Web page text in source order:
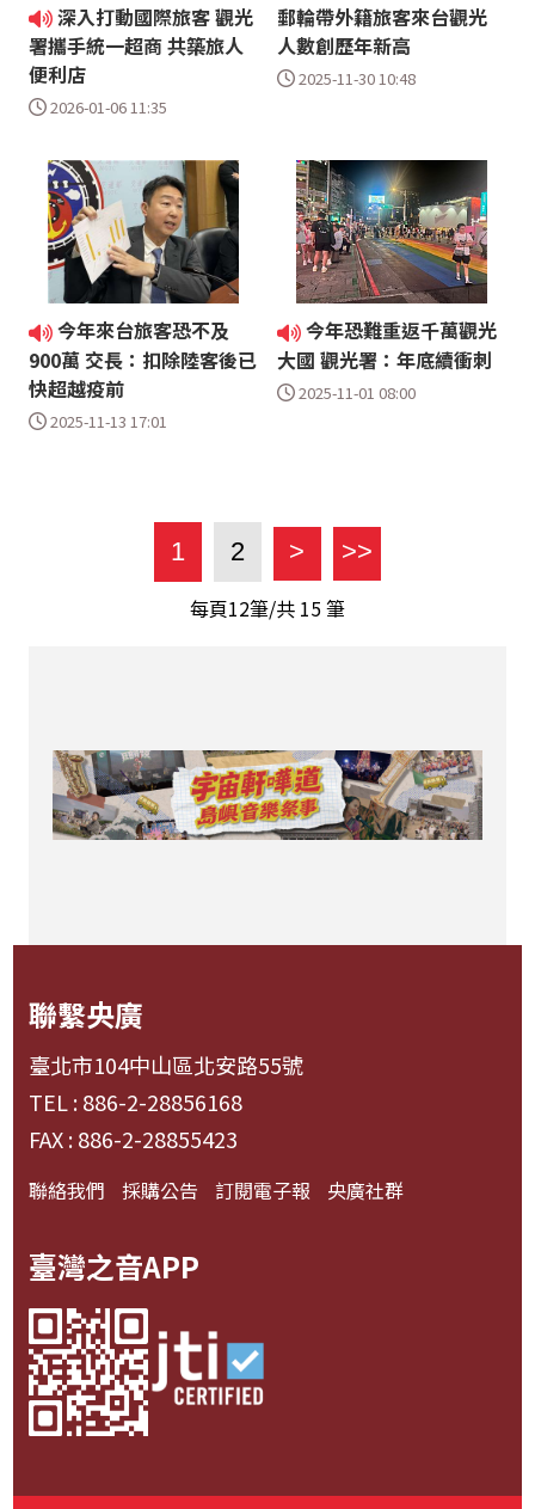
深入打動國際旅客 觀光
署攜手統一超商 共築旅人
便利店
2026-01-06 11:35
郵輪帶外籍旅客來台觀光
人數創歷年新高
2025-11-30 10:48
今年來台旅客恐不及
900萬 交長：扣除陸客後已
快超越疫前
2025-11-13 17:01
今年恐難重返千萬觀光
大國 觀光署：年底續衝刺
2025-11-01 08:00
1 2 > >>
每頁12筆/共 15筆
聯繫央廣
臺北市104中山區北安路55號
TEL : 886-2-28856168
FAX : 886-2-28855423
聯絡我們 採購公告 訂閱電子報 央廣社群
臺灣之音APP